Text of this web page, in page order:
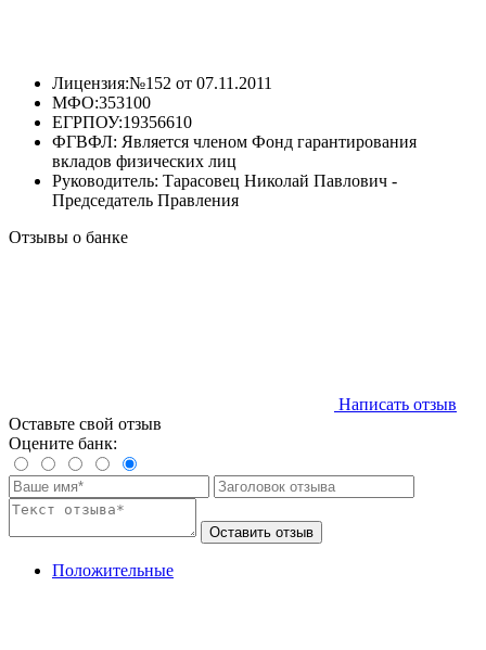
Лицензия:№152 от 07.11.2011
МФО:353100
ЕГРПОУ:19356610
ФГВФЛ: Является членом Фонд гарантирования
вкладов физических лиц
Руководитель: Тарасовец Николай Павлович -
Председатель Правления
Отзывы о банке
Написать отзыв
Оставьте свой отзыв
Оцените банк:
Оставить отзыв
Положительные